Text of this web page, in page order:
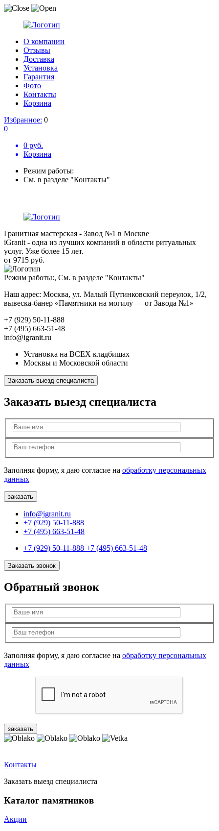
О компании
Отзывы
Доставка
Установка
Гарантия
Фото
Контакты
Корзина
Избранное: 0
0
0 руб.
Корзина
Режим работы:
См. в разделе "Контакты"
Гранитная мастерская - Завод №1 в Москве
iGranit - одна из лучших компаний в области ритуальных
услуг. Уже более 15 лет.
от 9715 руб.
Режим работы:, См. в разделе "Контакты"
Наш адрес: Москва, ул. Малый Путинковский переулок, 1/2,
вывеска-банер «Памятники на могилу — от Завода №1»
+7 (929) 50-11-888
+7 (495) 663-51-48
info@igranit.ru
Установка на ВСЕХ кладбищах
Москвы и Московской области
Заказать выезд специалиста
Заказать выезд специалиста
Заполняя форму, я даю согласие на обработку персональных
данных
info@igranit.ru
+7 (929) 50-11-888
+7 (495) 663-51-48
+7 (929) 50-11-888 +7 (495) 663-51-48
Заказать звонок
Обратный звонок
Заполняя форму, я даю согласие на обработку персональных
данных
Контакты
Заказать выезд специалиста
Каталог памятников
Акции